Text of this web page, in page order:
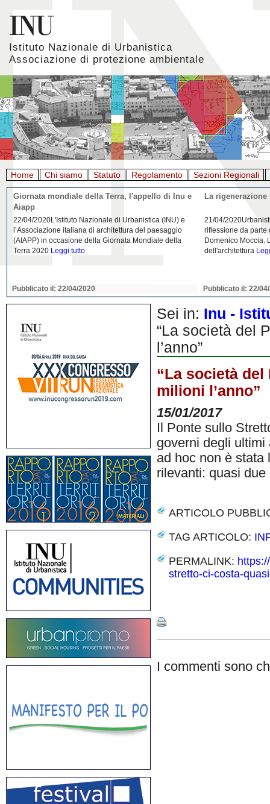
Istituto Nazionale di Urbanistica
Associazione di protezione ambientale
Home Chi siamo Statuto Regolamento Sezioni Regionali
Giornata mondiale della Terra, l'appello di Inu e
Aiapp
22/04/2020L'Istituto Nazionale di Urbanistica (INU) e
l’Associazione italiana di architettura del paesaggio
(AIAPP) in occasione della Giornata Mondiale della
Terra 2020 Leggi tutto
Pubblicato il: 22/04/2020
La
21/04/
riflessione da parte
Domenico Moccia.
dell'architettura
Pubblicato il: 22/
Sei in: Inu -
“La società del
l’anno”
“La società
milioni l’anno”
15/01/2017
Il Ponte sullo
governi degli ultimi
ad hoc non è stata
rilevanti: quasi
ARTICOLO
TAG ARTICOLO:
PERMALINK:
stretto-ci-costa-
I commenti sono